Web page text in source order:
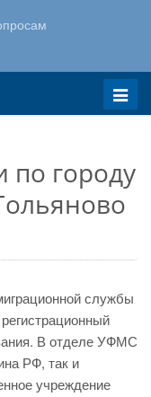
Меню
городу
службы
В отделе УФМС
РФ, так и
учреждение